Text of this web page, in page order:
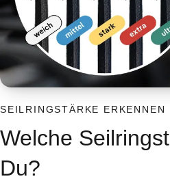
SEILRINGSTÄRKE ERKENNEN
Welche
Du?